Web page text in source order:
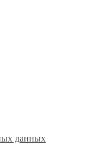
данных